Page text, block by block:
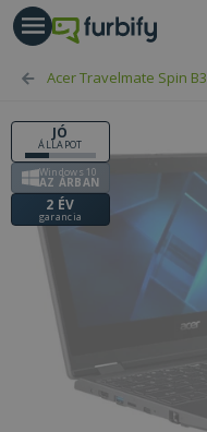
Acer Travelmate Spin
JÓ
ÁLLAPOT
Windows 10
AZ ÁRBAN
2 ÉV
garancia
gomb